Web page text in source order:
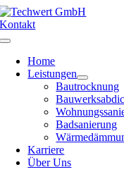
Zum
Inhalt
springen
Kontakt
Toggle
NavigationHome
Leistungen
Bautrocknung
Badsanierung
Karriere
Über Uns